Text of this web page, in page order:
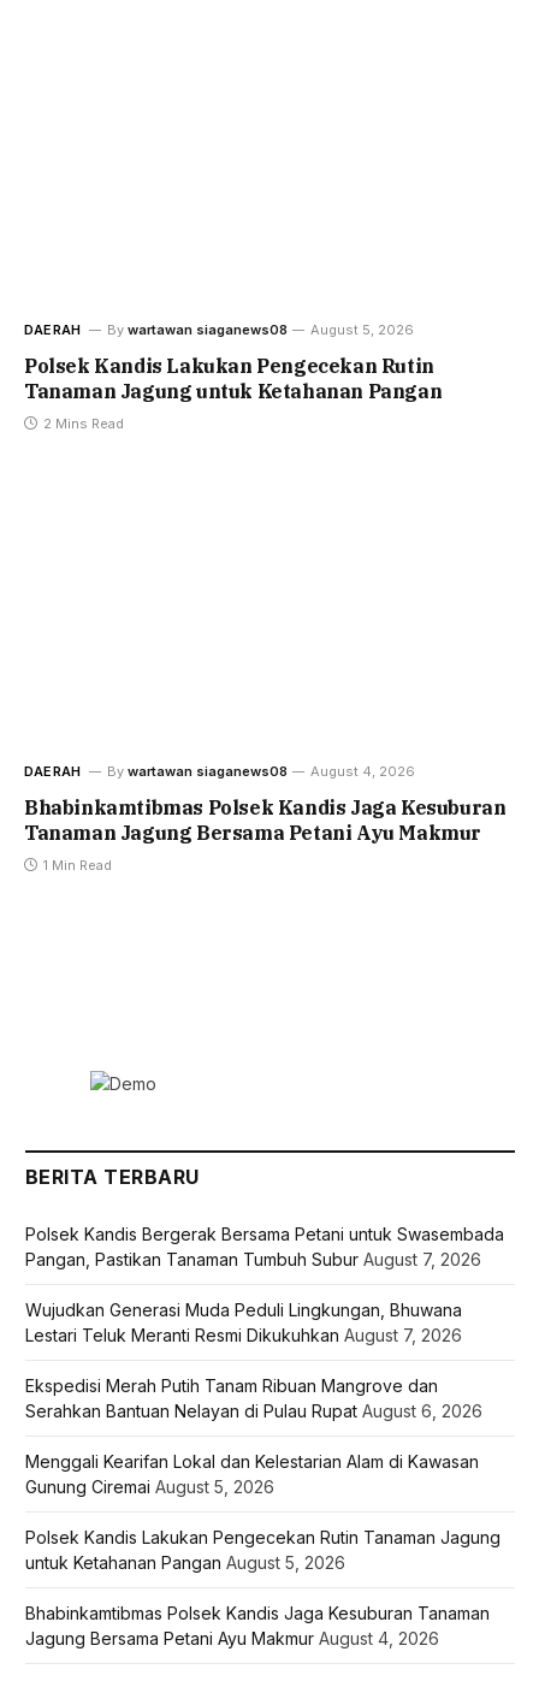
DAERAH By wartawan siaganews08 August 5, 2026
Polsek Kandis Lakukan Pengecekan Rutin
Tanaman Jagung untuk Ketahanan Pangan
2 Mins Read
DAERAH By wartawan siaganews08 August 4, 2026
Bhabinkamtibmas Polsek Kandis Jaga Kesuburan
Tanaman Jagung Bersama Petani Ayu Makmur
1 Min Read
BERITA TERBARU
Polsek Kandis Bergerak Bersama Petani untuk Swasembada
Pangan, Pastikan Tanaman Tumbuh Subur August 7, 2026
Wujudkan Generasi Muda Peduli Lingkungan, Bhuwana
Lestari Teluk Meranti Resmi Dikukuhkan August 7, 2026
Ekspedisi Merah Putih Tanam Ribuan Mangrove dan
Serahkan Bantuan Nelayan di Pulau Rupat August 6, 2026
Menggali Kearifan Lokal dan Kelestarian Alam di Kawasan
Gunung Ciremai August 5, 2026
Polsek Kandis Lakukan Pengecekan Rutin Tanaman Jagung
untuk Ketahanan Pangan August 5, 2026
Bhabinkamtibmas Polsek Kandis Jaga Kesuburan Tanaman
Jagung Bersama Petani Ayu Makmur August 4, 2026